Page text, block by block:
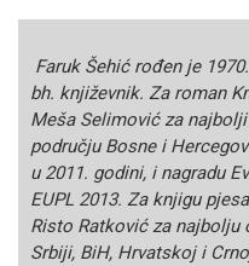
Faruk Šehić rođen je
bh. književnik. Za roman
Meša Selimović za
području Bosne i
u 2011. godini, i nagradu
EUPL 2013. Za knjigu
Risto Ratković za najbolju
Srbiji, BiH, Hrvatskoj i